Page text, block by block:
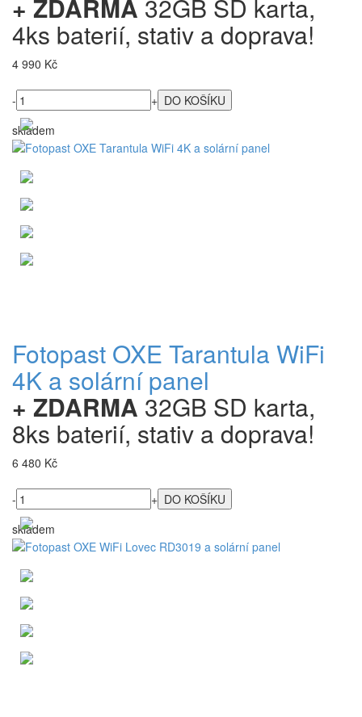
+ ZDARMA 32GB SD karta,
4ks baterií, stativ a doprava!
4 990 Kč
-
+
skladem
Fotopast OXE Tarantula WiFi
4K a solární panel
+ ZDARMA 32GB SD karta,
8ks baterií, stativ a doprava!
6 480 Kč
-
+
skladem